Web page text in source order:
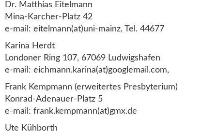
Dr. Matthias Eitelmann
Mina-Karcher-Platz 42
e-mail: eitelmann(at)uni-mainz, Tel. 44677
Karina Herdt
Londoner Ring 107, 67069 Ludwigshafen
e-mail: eichmann.karina(at)googlemail.com,
Frank Kempmann (erweitertes Presbyterium)
Konrad-Adenauer-Platz 5
e-mail: frank.kempmann(at)gmx.de
Ute Kühborth